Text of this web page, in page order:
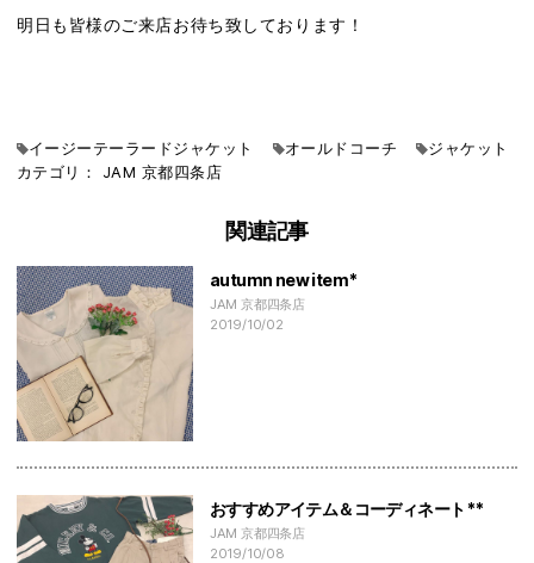
明日も皆様のご来店お待ち致しております！
イージーテーラードジャケット オールドコーチ
ジャケット
カテゴリ： JAM 京都四条店
関連記事
autumn new item*
JAM 京都四条店
2019/10/02
おすすめアイテム＆コーディネート**
JAM 京都四条店
2019/10/08